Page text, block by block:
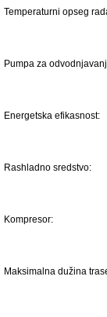
Temperaturni opseg
Pumpa za
Energetska efikasnost:
Rashladno sredstvo:
Kompresor:
Maksimalna dužina